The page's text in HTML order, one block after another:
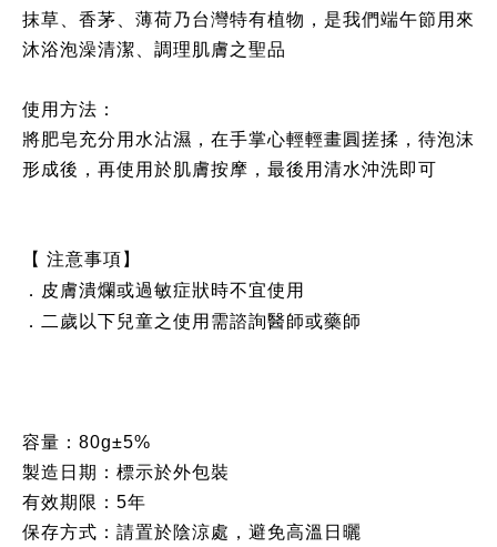
抹草、香茅、薄荷乃台灣特有植物，是我們端午節用來
沐浴泡澡清潔、調理肌膚之聖品
使用方法：
將肥皂充分用水沾濕，在手掌心輕輕畫圓搓揉，待泡沫
形成後，再使用於肌膚按摩，最後用清水沖洗即可
【 注意事項】
．皮膚潰爛或過敏症狀時不宜使用
．二歲以下兒童之使用需諮詢醫師或藥師
容量： 80g±5%
製造日期：標示於外包裝
有效期限：5年
保存方式：請置於陰涼處，避免高溫日曬